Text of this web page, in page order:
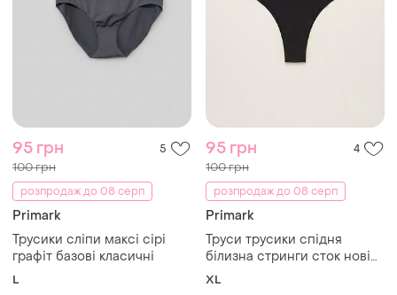
95 грн 5
100 грн
розпродаж до 08 серп
Primark
Трусики сліпи максі сірі
графіт базові класичні
L
95 грн 4
100 грн
розпродаж до 08 серп
Primark
Труси трусики спідня
білизна стринги сток нові
чорні
XL